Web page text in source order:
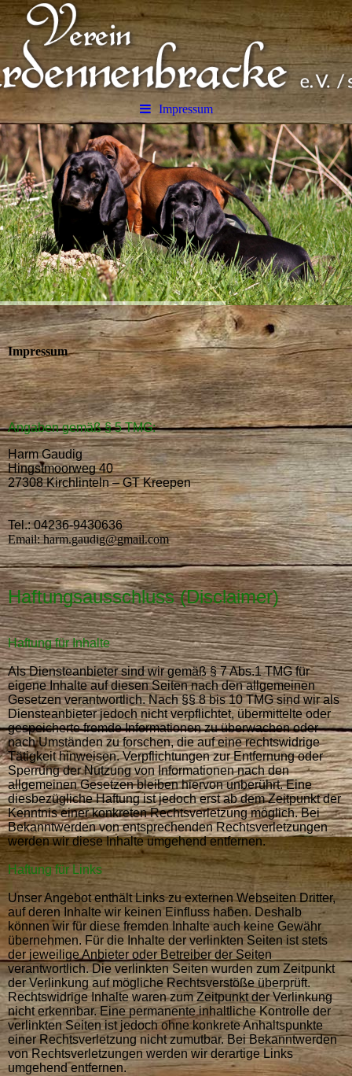
Impressum
Impressum
Angaben gemäß § 5 TMG:
Harm Gaudig
Hingstmoorweg 40
27308 Kirchlinteln – GT Kreepen
Tel.: 04236-9430636
Email: harm.gaudig@gmail.com
Haftungsausschluss (Disclaimer)
Haftung für Inhalte
Als Diensteanbieter sind wir gemäß § 7 Abs.1 TMG für
eigene Inhalte auf diesen Seiten nach den allgemeinen
Gesetzen verantwortlich. Nach §§ 8 bis 10 TMG sind wir als
Diensteanbieter jedoch nicht verpflichtet, übermittelte oder
gespeicherte fremde Informationen zu überwachen oder
nach Umständen zu forschen, die auf eine rechtswidrige
Tätigkeit hinweisen. Verpflichtungen zur Entfernung oder
Sperrung der Nutzung von Informationen nach den
allgemeinen Gesetzen bleiben hiervon unberührt. Eine
diesbezügliche Haftung ist jedoch erst ab dem Zeitpunkt der
Kenntnis einer konkreten Rechtsverletzung möglich. Bei
Bekanntwerden von entsprechenden Rechtsverletzungen
werden wir diese Inhalte umgehend entfernen.
Haftung für Links
Unser Angebot enthält Links zu externen Webseiten Dritter,
auf deren Inhalte wir keinen Einfluss haben. Deshalb
können wir für diese fremden Inhalte auch keine Gewähr
übernehmen. Für die Inhalte der verlinkten Seiten ist stets
der jeweilige Anbieter oder Betreiber der Seiten
verantwortlich. Die verlinkten Seiten wurden zum Zeitpunkt
der Verlinkung auf mögliche Rechtsverstöße überprüft.
Rechtswidrige Inhalte waren zum Zeitpunkt der Verlinkung
nicht erkennbar. Eine permanente inhaltliche Kontrolle der
verlinkten Seiten ist jedoch ohne konkrete Anhaltspunkte
einer Rechtsverletzung nicht zumutbar. Bei Bekanntwerden
von Rechtsverletzungen werden wir derartige Links
umgehend entfernen.